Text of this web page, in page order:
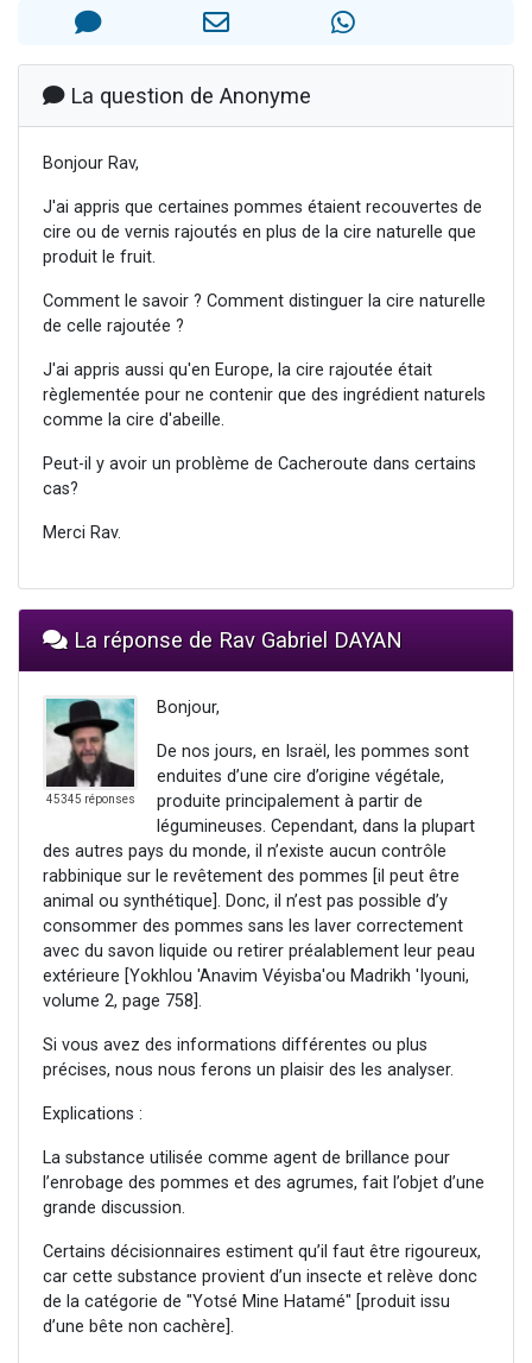
Il reste 49 places pour étudier en groupe sur Zoom
12 nouvelles musiques dans Torah-Box Music
La question de Anonyme
Bonjour Rav,
J'ai appris que certaines pommes étaient recouvertes de
cire ou de vernis rajoutés en plus de la cire naturelle que
produit le fruit.
Comment le savoir ? Comment distinguer la cire naturelle
de celle rajoutée ?
J'ai appris aussi qu'en Europe, la cire rajoutée était
règlementée pour ne contenir que des ingrédient naturels
comme la cire d'abeille.
Peut-il y avoir un problème de Cacheroute dans certains
cas?
Merci Rav.
La réponse de Rav Gabriel DAYAN
45345 réponses
Bonjour,
De nos jours, en Israël, les pommes sont
enduites d’une cire d’origine végétale,
produite principalement à partir de
légumineuses. Cependant, dans la plupart
des autres pays du monde, il n’existe aucun contrôle
rabbinique sur le revêtement des pommes [il peut être
animal ou synthétique]. Donc, il n’est pas possible d’y
consommer des pommes sans les laver correctement
avec du savon liquide ou retirer préalablement leur peau
extérieure [Yokhlou 'Anavim Véyisba'ou Madrikh 'Iyouni,
volume 2, page 758].
Si vous avez des informations différentes ou plus
précises, nous nous ferons un plaisir des les analyser.
Explications :
La substance utilisée comme agent de brillance pour
l’enrobage des pommes et des agrumes, fait l’objet d’une
grande discussion.
Certains décisionnaires estiment qu’il faut être rigoureux,
car cette substance provient d’un insecte et relève donc
de la catégorie de "Yotsé Mine Hatamé" [produit issu
d’une bête non cachère].